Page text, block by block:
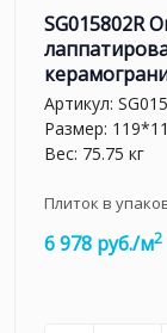
SG015802R
Артикул:
Размер:
Вес: 75.75 кг
Плиток в
6 978 руб./м2